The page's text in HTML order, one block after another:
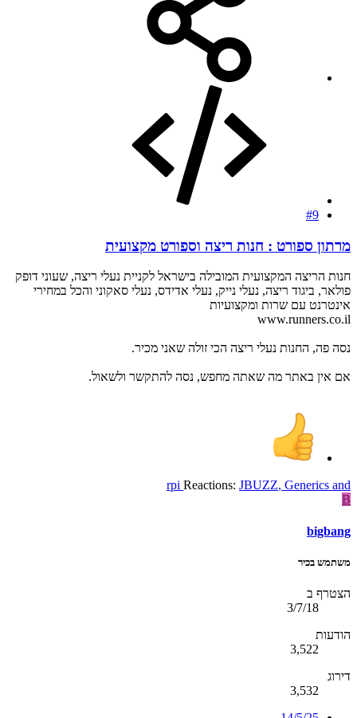
#9
מרתון ספורט : חנות ריצה וספורט מקצועית
חנות הריצה המקצועית המובילה בישראל לקניית נעלי ריצה, שעוני דופק
פולאר, ביגוד ריצה, נעלי נייק, נעלי אדידס, נעלי סאקוני והכל במחירי
אינטרנט עם שרות ומקצועיות
www.runners.co.il
נסה פה, החנות נעלי ריצה הכי זולה שאני מכיר.
אם אין באתר מה שאתה מחפש, נסה להתקשר ולשאול.
Reactions: JBUZZ, Generics and
rpi
B
bigbang
משתמש בכיר
הצטרף ב
3/7/18
הודעות
3,522
דירוג
3,532